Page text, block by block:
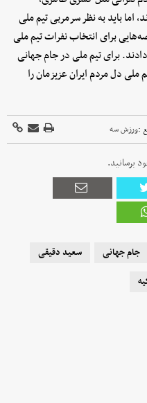
اما باید به نظر سرمربی تیم ملی
برای انتخاب نفرات تیم ملی
دادند. برای تیم ملی در جام جهانی
دل مردم ایران عزیزمان را
:ورزش سه
برسانید.
جام جهانی
سعید دقیقی